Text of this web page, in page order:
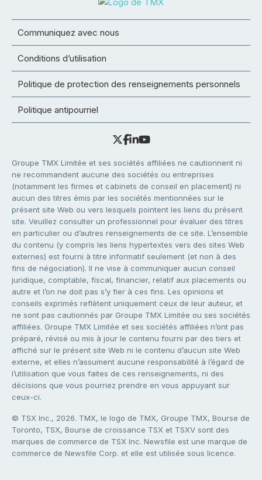
Communiquez avec nous
Conditions d’utilisation
Politique de protection des renseignements personnels
Politique antipourriel
Groupe TMX Limitée et ses sociétés affiliées ne cautionnent ni
ne recommandent aucune des sociétés ou entreprises
(notamment les firmes et cabinets de conseil en placement) ni
aucun des titres émis par les sociétés mentionnées sur le
présent site Web ou vers lesquels pointent les liens du présent
site. Veuillez consulter un professionnel pour évaluer des titres
en particulier ou d’autres renseignements de ce site. L’ensemble
du contenu (y compris les liens hypertextes vers des sites Web
externes) est fourni à titre informatif seulement (et non à des
fins de négociation). Il ne vise à communiquer aucun conseil
juridique, comptable, fiscal, financier, relatif aux placements ou
autre et l’on ne doit pas s’y fier à ces fins. Les opinions et
conseils exprimés reflètent uniquement ceux de leur auteur, et
ne sont pas cautionnés par Groupe TMX Limitée ou ses sociétés
affiliées. Groupe TMX Limitée et ses sociétés affiliées n’ont pas
préparé, révisé ou mis à jour le contenu fourni par des tiers et
affiché sur le présent site Web ni le contenu d’aucun site Web
externe, et elles n’assument aucune responsabilité à l’égard de
l’utilisation que vous faites de ces renseignements, ni des
décisions que vous pourriez prendre en vous appuyant sur
ceux-ci.
© TSX Inc., 2026. TMX, le logo de TMX, Groupe TMX, Bourse de
Toronto, TSX, Bourse de croissance TSX et TSXV sont des
marques de commerce de TSX Inc. Newsfile est une marque de
commerce de Newsfile Corp. et elle est utilisée sous licence.